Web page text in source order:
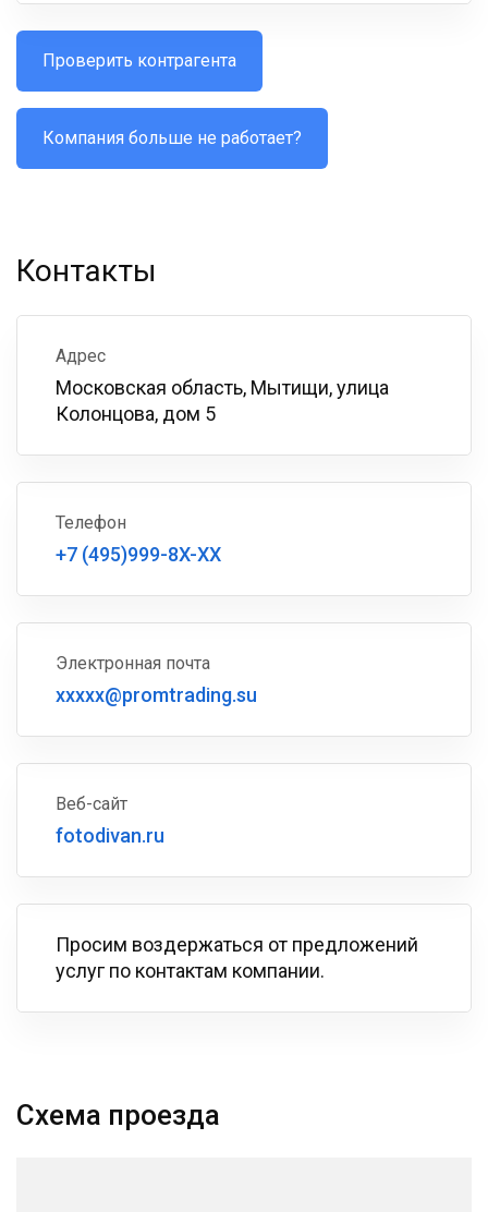
Проверить контрагента
Компания больше не работает?
Контакты
Адрес
Московская область, Мытищи, улица
Колонцова, дом 5
Телефон
+7 (495)999-8X-XX
Электронная почта
xxxxx@promtrading.su
Веб-сайт
fotodivan.ru
Просим воздержаться от предложений
услуг по контактам компании.
Схема проезда